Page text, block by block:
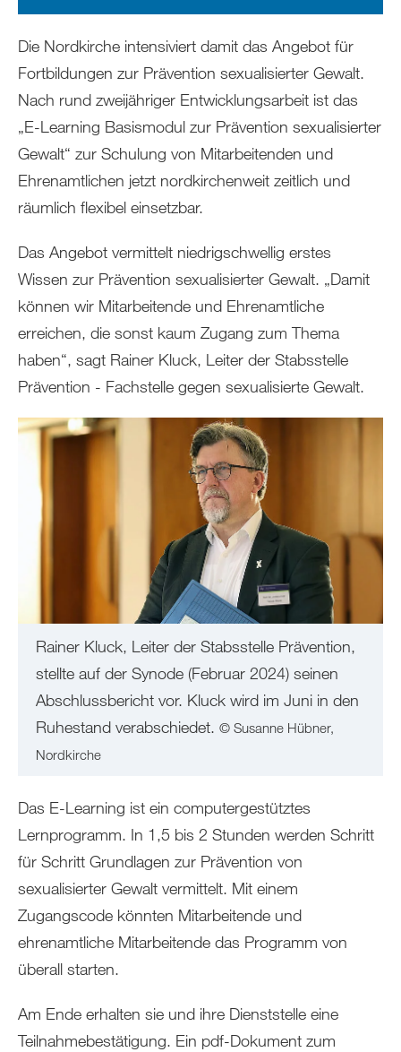
Die Nordkirche intensiviert damit das Angebot für
Fortbildungen zur Prävention sexualisierter Gewalt.
Nach rund zweijähriger Entwicklungsarbeit ist das
„E-Learning Basismodul zur Prävention sexualisierter
Gewalt“ zur Schulung von Mitarbeitenden und
Ehrenamtlichen jetzt nordkirchenweit zeitlich und
räumlich flexibel einsetzbar.
Das Angebot vermittelt niedrigschwellig erstes
Wissen zur Prävention sexualisierter Gewalt. „Damit
können wir Mitarbeitende und Ehrenamtliche
erreichen, die sonst kaum Zugang zum Thema
haben“, sagt Rainer Kluck, Leiter der Stabsstelle
Prävention - Fachstelle gegen sexualisierte Gewalt.
Rainer Kluck, Leiter der Stabsstelle Prävention,
stellte auf der Synode (Februar 2024) seinen
Abschlussbericht vor. Kluck wird im Juni in den
Ruhestand verabschiedet. © Susanne Hübner,
Nordkirche
Das E-Learning ist ein computergestütztes
Lernprogramm. In 1,5 bis 2 Stunden werden Schritt
für Schritt Grundlagen zur Prävention von
sexualisierter Gewalt vermittelt. Mit einem
Zugangscode könnten Mitarbeitende und
ehrenamtliche Mitarbeitende das Programm von
überall starten.
Am Ende erhalten sie und ihre Dienststelle eine
Teilnahmebestätigung. Ein pdf-Dokument zum